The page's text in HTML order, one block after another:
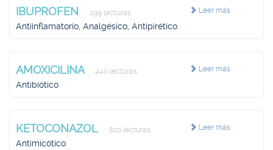
Leer más
IBUPROFEN 299 lecturas
Antiinflamatorio, Analgésico, Antipirético
Leer más
AMOXICILINA 440 lecturas
Antibiótico
Leer más
KETOCONAZOL 820 lecturas
Antimicótico